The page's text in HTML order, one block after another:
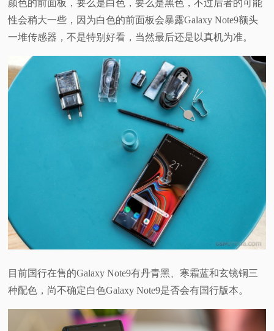
验
专
题
颜色的前面板，要么是白色，要么是黑色，不过后者的可能
性会稍大一些，因为白色的前面板会暴露Galaxy Note9额头
一堆传感器，不是特别好看，当然最后还是以真机为准。
目前国行在售的Galaxy Note9有丹青黑、寒霜蓝和玄镜铜三
种配色，尚不确定白色Galaxy Note9是否会有国行版本。